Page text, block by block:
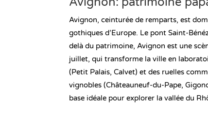
Avignon, ceinturée de remparts, est
gothiques d’Europe. Le pont Saint-
delà du patrimoine, Avignon est une
juillet, qui transforme la ville en
(Petit Palais, Calvet) et des ruelles
vignobles (Châteauneuf-du-Pape,
base idéale pour explorer la vallée du